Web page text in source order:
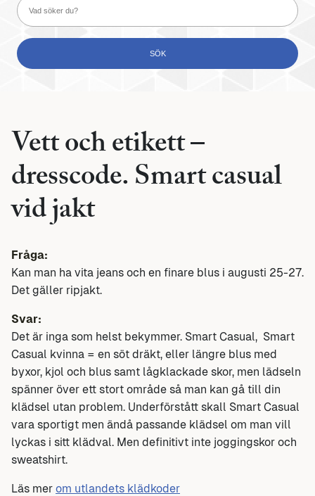
Vett och etikett –
dresscode. Smart casual
vid jakt
Fråga:
Kan man ha vita jeans och en finare blus i augusti 25-27.
Det gäller ripjakt.
Svar:
Det är inga som helst bekymmer. Smart Casual, Smart
Casual kvinna = en söt dräkt, eller längre blus med
byxor, kjol och blus samt lågklackade skor, men lädseln
spänner över ett stort område så man kan gå till din
klädsel utan problem. Underförstått skall Smart Casual
vara sportigt men ändå passande klädsel om man vill
lyckas i sitt klädval. Men definitivt inte joggingskor och
sweatshirt.
Läs mer om utlandets klädkoder